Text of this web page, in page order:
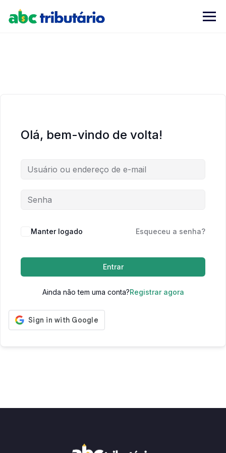
content
Olá, bem-vindo de volta!
Manter logado Esqueceu a senha?
Entrar
Ainda não tem uma conta?Registrar agora